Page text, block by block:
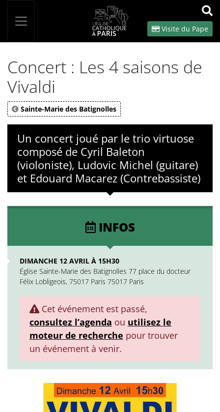
OK
Visite du Pape
Concert : Les 4 saisons de
Vivaldi
Sainte-Marie des Batignolles
Un concert joué par le trio virtuose
composé de Cyril Baleton
(violoniste), Ludovic Michel (guitare)
et Edouard Macarez (Contrebassiste)
INFOS
DIMANCHE 12 AVRIL À 15H30
Église Sainte-Marie des Batignolles 77 place du docteur
Félix Lobligeois, 75017 Paris 75017 Paris
Cet événement est passé,
consultez l’agenda ou utilisez le
moteur de recherche pour trouver
un événement à venir.
Panneau de gestion des cookies